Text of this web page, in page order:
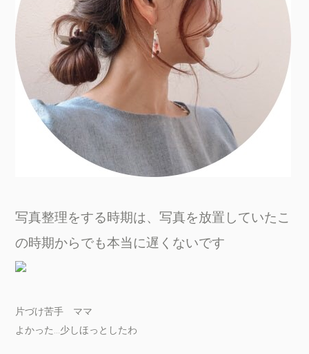
写真整理をする時期は、写真を放置していたこ
の時期からでも本当に遅くないです
片づけ苦手 ママ
よかった…少しほっとしたわ